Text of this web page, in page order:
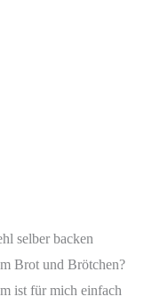
selber backen
Brot und Brötchen?
ist für mich einfach